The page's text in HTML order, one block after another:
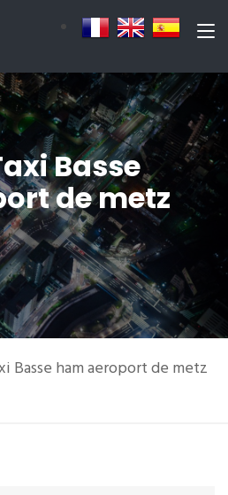
Basse
de metz
Basse ham aeroport de metz